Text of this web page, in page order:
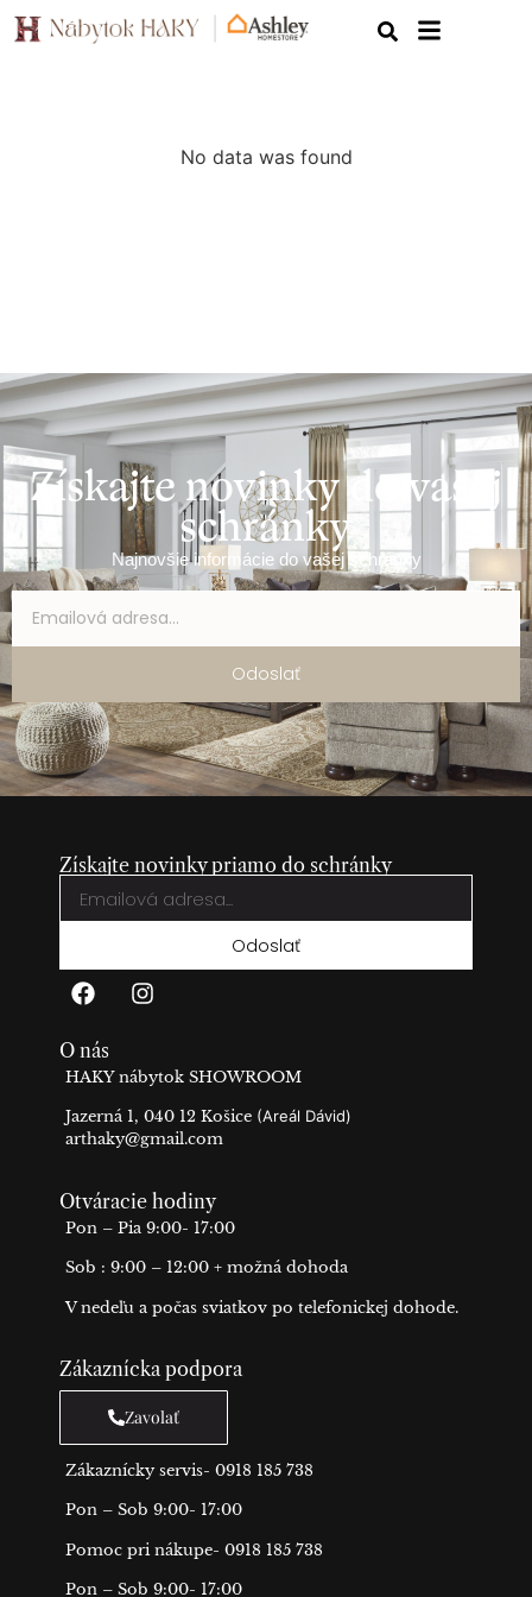
No data was found
Získajte novinky do vašej
schránky
Najnovšie informácie do vašej schránky
Odoslať
Získajte novinky priamo do schránky
Odoslať
O nás
HAKY nábytok SHOWROOM
Jazerná 1, 040 12 Košice (Areál Dávid)
arthaky@gmail.com
Otváracie hodiny
Pon – Pia 9:00- 17:00
Sob : 9:00 – 12:00 + možná dohoda
V nedeľu a počas sviatkov po telefonickej dohode.
Zákaznícka podpora
Zavolať
Zákaznícky servis- 0918 185 738
Pon – Sob 9:00- 17:00
Pomoc pri nákupe- 0918 185 738
Pon – Sob 9:00- 17:00